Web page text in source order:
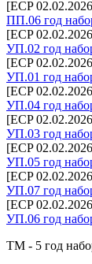
[ECP
ПП.06 год
[ECP
УП.02 год
[ECP
УП.01 год
[ECP
УП.04 год
[ECP
УП.03 год
[ECP
УП.05 год
[ECP
УП.07 год
[ECP
УП.06 год
ТМ - 5 год